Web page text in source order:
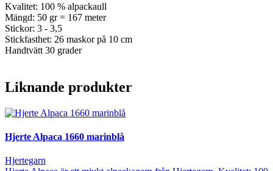
Kvalitet: 100 % alpackaull
Mängd: 50 gr = 167 meter
Stickor: 3 - 3,5
Stickfasthet: 26 maskor på 10 cm
Handtvätt 30 grader
Liknande produkter
Hjerte Alpaca 1660 marinblå
Hjertegarn